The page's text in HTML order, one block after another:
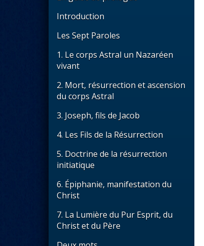
Introduction
Les Sept Paroles
1. Le corps Astral un Nazaréen
vivant
2. Mort, résurrection et ascension
du corps Astral
3. Joseph, fils de Jacob
4. Les Fils de la Résurrection
5. Doctrine de la résurrection
initiatique
6. Épiphanie, manifestation du
Christ
7. La Lumière du Pur Esprit, du
Christ et du Père